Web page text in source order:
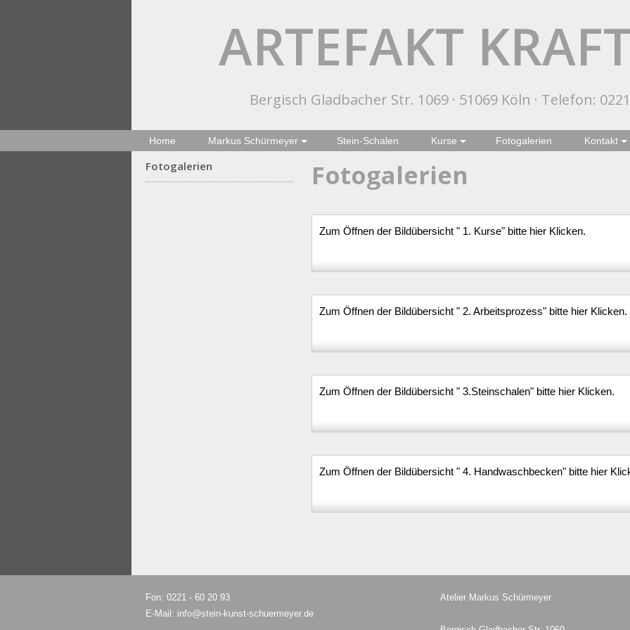
ARTEFAKT
Bergisch Gladbacher Str. 1069 · 51069 Köln · Telefon:
Home Markus Schürmeyer Stein-Schalen Kurse Fotogalerien Kontakt
Fotogalerien Fotogalerien
Zum Öffnen der Bildübersicht " 1. Kurse" bitte hier Klicken.
Zum Öffnen der Bildübersicht " 2. Arbeitsprozess" bitte hier Klicken.
Zum Öffnen der Bildübersicht " 3.Steinschalen" bitte hier Klicken.
Zum Öffnen der Bildübersicht " 4. Handwaschbecken" bitte hier
Fon: 0221 - 60 20 93
E-Mail: info@stein-kunst-schuermeyer.de
Atelier Markus Schürmeyer